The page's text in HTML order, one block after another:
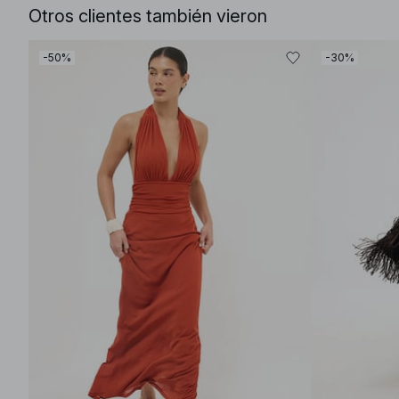
Otros clientes también vieron
-50% -30%